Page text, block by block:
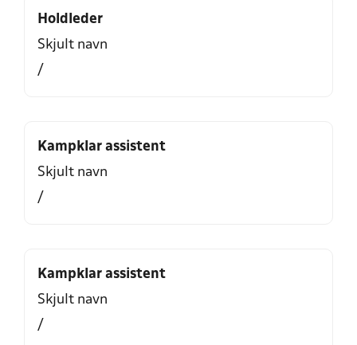
Holdleder
Skjult navn
/
Kampklar assistent
Skjult navn
/
Kampklar assistent
Skjult navn
/